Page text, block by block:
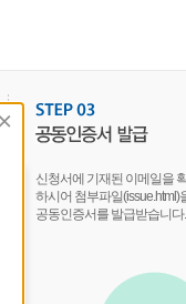
신청서에 기재된 이메일을
하시어 첨부파일(issue.html)
공동인증서를 발급받습니다.